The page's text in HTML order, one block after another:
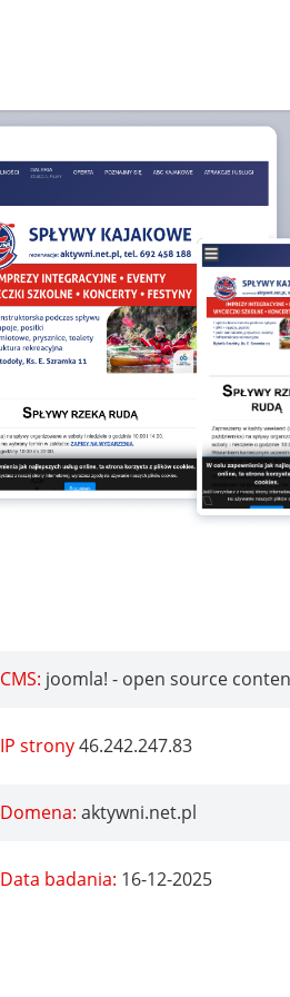
CMS: joomla! - open source
IP strony46.242.247.83
Domena: aktywni.net.pl
Data badania: 16-12-2025